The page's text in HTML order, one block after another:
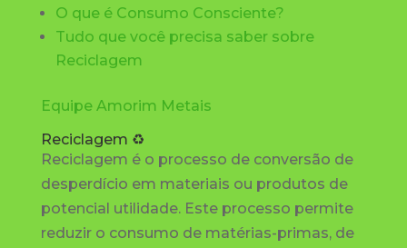
O que é Consumo Consciente?
Tudo que você precisa saber sobre
Reciclagem
Equipe Amorim Metais
Reciclagem ♻
Reciclagem é o processo de conversão de
desperdício em materiais ou produtos de
potencial utilidade. Este processo permite
reduzir o consumo de matérias-primas, de